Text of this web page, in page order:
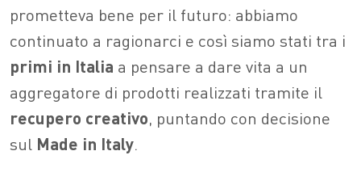
prometteva bene per il futuro: abbiamo
continuato a ragionarci e così siamo stati tra i
primi in Italia a pensare a dare vita a un
aggregatore di prodotti realizzati tramite il
recupero creativo, puntando con decisione
sul Made in Italy.